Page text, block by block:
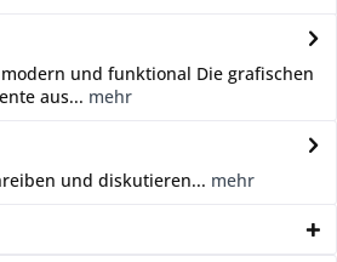
und funktional Die grafischen
aus... mehr
und diskutieren... mehr